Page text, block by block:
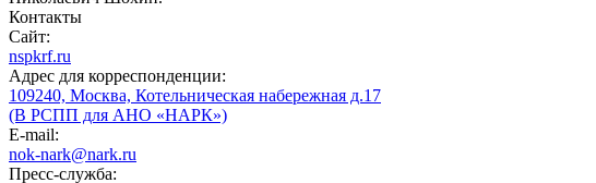
Контакты
Сайт:
nspkrf.ru
Адрес для корреспонденции:
109240, Москва, Котельническая набережная д.17
(В РСПП для АНО «НАРК»)
E-mail:
nok-nark@nark.ru
Пресс-служба: